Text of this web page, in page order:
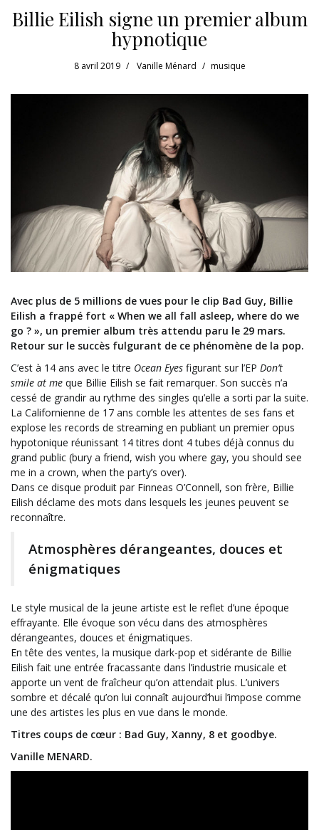
Billie Eilish signe un premier album
hypnotique
8 avril 2019 Vanille Ménard musique
Avec plus de 5 millions de vues pour le clip Bad Guy, Billie
Eilish a frappé fort « When we all fall asleep, where do we
go ? », un premier album très attendu paru le 29 mars.
Retour sur le succès fulgurant de ce phénomène de la pop.
C’est à 14 ans avec le titre Ocean Eyes figurant sur l’EP Don’t
smile at me que Billie Eilish se fait remarquer. Son succès n’a
cessé de grandir au rythme des singles qu’elle a sorti par la suite.
La Californienne de 17 ans comble les attentes de ses fans et
explose les records de streaming en publiant un premier opus
hypotonique réunissant 14 titres dont 4 tubes déjà connus du
grand public (bury a friend, wish you where gay, you should see
me in a crown, when the party’s over).
Dans ce disque produit par Finneas O’Connell, son frère, Billie
Eilish déclame des mots dans lesquels les jeunes peuvent se
reconnaître.
Atmosphères dérangeantes, douces et
énigmatiques
Le style musical de la jeune artiste est le reflet d’une époque
effrayante. Elle évoque son vécu dans des atmosphères
dérangeantes, douces et énigmatiques.
En tête des ventes, la musique dark-pop et sidérante de Billie
Eilish fait une entrée fracassante dans l’industrie musicale et
apporte un vent de fraîcheur qu’on attendait plus. L’univers
sombre et décalé qu’on lui connaît aujourd’hui l’impose comme
une des artistes les plus en vue dans le monde.
Titres coups de cœur : Bad Guy, Xanny, 8 et goodbye.
Vanille MENARD.